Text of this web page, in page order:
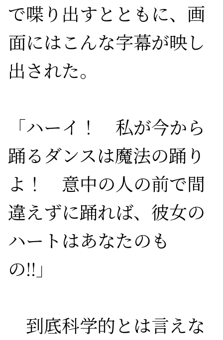
で喋り出すとともに、画
面にはこんな字幕が映し
出された。
「ハーイ！　私が今から
踊るダンスは魔法の踊り
よ！　意中の人の前で間
違えずに踊れば、彼女の
ハートはあなたのも
の!! 」
到底科学的とは言えな